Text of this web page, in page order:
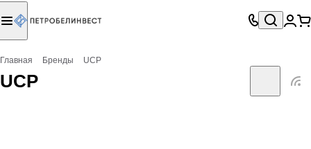
Главная Бренды UCP
UCP